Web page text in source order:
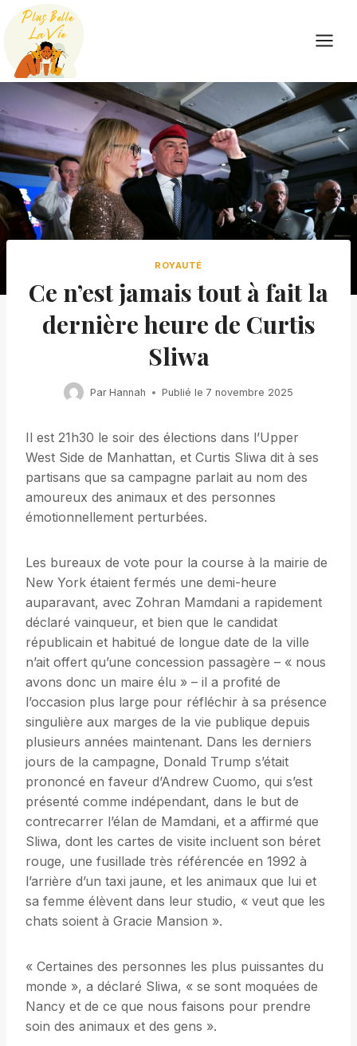
Skip
content
ROYAUTÉ
Ce n’est jamais tout à fait la
dernière heure de Curtis
Sliwa
Par Hannah Publié le 7 novembre 2025
Il est 21h30 le soir des élections dans l’Upper
West Side de Manhattan, et Curtis Sliwa dit à ses
partisans que sa campagne parlait au nom des
amoureux des animaux et des personnes
émotionnellement perturbées.
Les bureaux de vote pour la course à la mairie de
New York étaient fermés une demi-heure
auparavant, avec Zohran Mamdani a rapidement
déclaré vainqueur, et bien que le candidat
républicain et habitué de longue date de la ville
n’ait offert qu’une concession passagère – « nous
avons donc un maire élu » – il a profité de
l’occasion plus large pour réfléchir à sa présence
singulière aux marges de la vie publique depuis
plusieurs années maintenant. Dans les derniers
jours de la campagne, Donald Trump s’était
prononcé en faveur d’Andrew Cuomo, qui s’est
présenté comme indépendant, dans le but de
contrecarrer l’élan de Mamdani, et a affirmé que
Sliwa, dont les cartes de visite incluent son béret
rouge, une fusillade très référencée en 1992 à
l’arrière d’un taxi jaune, et les animaux que lui et
sa femme élèvent dans leur studio, « veut que les
chats soient à Gracie Mansion ».
« Certaines des personnes les plus puissantes du
monde », a déclaré Sliwa, « se sont moquées de
Nancy et de ce que nous faisons pour prendre
soin des animaux et des gens ».